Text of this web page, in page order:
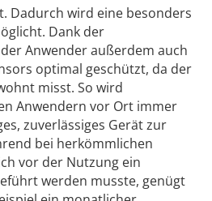
Dadurch wird eine besonders
Dank der
Anwender außerdem auch
optimal geschützt, da der
misst. So wird
Anwendern vor Ort immer
zuverlässiges Gerät zur
bei herkömmlichen
vor der Nutzung ein
werden musste, genügt